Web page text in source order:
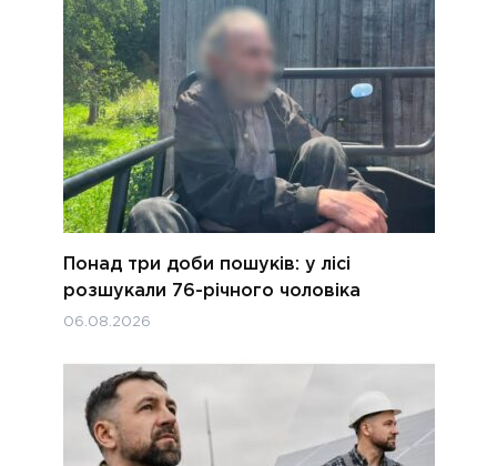
Понад три доби пошуків: у лісі
розшукали 76-річного чоловіка
06.08.2026